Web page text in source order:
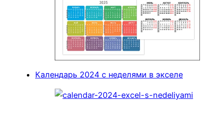
Календарь 2024 с неделями в экселе